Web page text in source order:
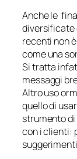
Anche le
diversificate
recenti non
come una
Si tratta
messaggi
Altro uso
quello di
strumento
con i clienti: